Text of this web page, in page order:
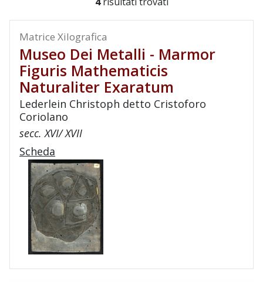
Matrice Xilografica
Museo Dei Metalli - Marmor
Figuris Mathematicis
Naturaliter Exaratum
Lederlein Christoph detto Cristoforo
Coriolano
secc. XVI/ XVII
Scheda